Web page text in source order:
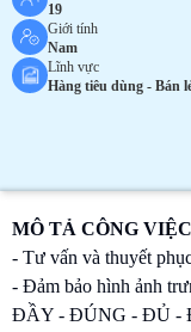
19
Giới tính
Nam
Lĩnh vực
Hàng tiêu dùng - Bán
MÔ TẢ CÔNG VIỆC
- Tư vấn và thuyết
- Đảm bảo hình ảnh
ĐẦY - ĐÚNG - ĐỦ -